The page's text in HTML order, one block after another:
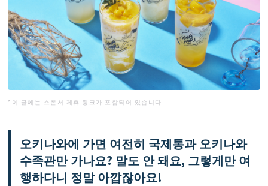
*이 글에는 스폰서 제휴 링크가 포함되어 있습니다.
오키나와에 가면 여전히 국제통과 오키나와
수족관만 가나요? 말도 안 돼요, 그렇게만 여
행하다니 정말 아깝잖아요!